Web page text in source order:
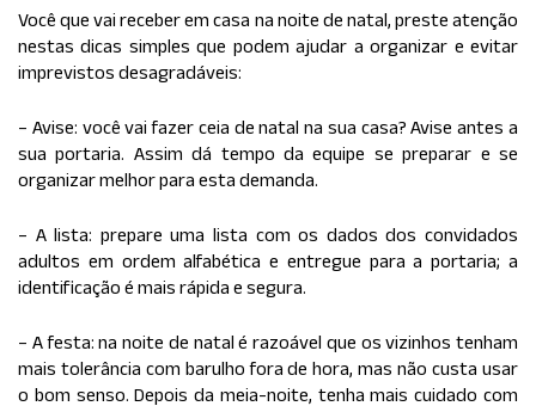
Você que vai receber em casa na noite de natal, preste atenção
nestas dicas simples que podem ajudar a organizar e evitar
imprevistos desagradáveis:
– Avise: você vai fazer ceia de natal na sua casa? Avise antes a
sua portaria. Assim dá tempo da equipe se preparar e se
organizar melhor para esta demanda.
– A lista: prepare uma lista com os dados dos convidados
adultos em ordem alfabética e entregue para a portaria; a
identificação é mais rápida e segura.
– A festa: na noite de natal é razoável que os vizinhos tenham
mais tolerância com barulho fora de hora, mas não custa usar
o bom senso. Depois da meia-noite, tenha mais cuidado com